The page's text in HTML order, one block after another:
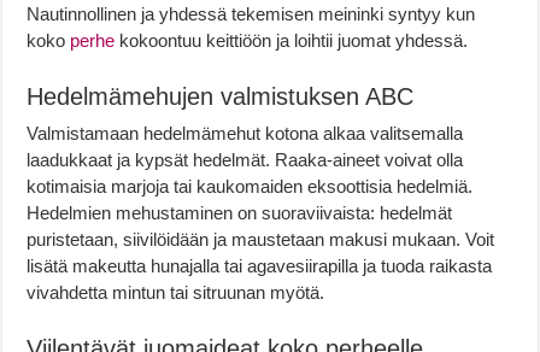
Nautinnollinen ja yhdessä tekemisen meininki syntyy kun
koko perhe kokoontuu keittiöön ja loihtii juomat yhdessä.
Hedelmämehujen valmistuksen ABC
Valmistamaan hedelmämehut kotona alkaa valitsemalla
laadukkaat ja kypsät hedelmät. Raaka-aineet voivat olla
kotimaisia marjoja tai kaukomaiden eksoottisia hedelmiä.
Hedelmien mehustaminen on suoraviivaista: hedelmät
puristetaan, siivilöidään ja maustetaan makusi mukaan. Voit
lisätä makeutta hunajalla tai agavesiirapilla ja tuoda raikasta
vivahdetta mintun tai sitruunan myötä.